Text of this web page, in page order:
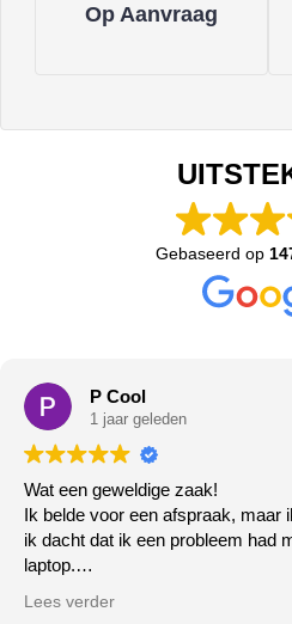
Op Aanvraag
Gebaseerd op
P Cool
1 jaar geleden
Wat een geweldige zaak!
Ik belde voor een afspraak,
ik dacht dat ik een probleem had
laptop.
Het deed het gewoon niet meer,
Lees verder